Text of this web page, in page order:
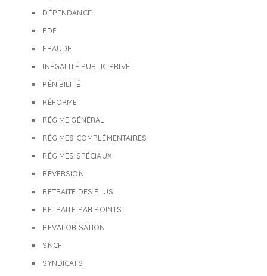
DÉPENDANCE
EDF
FRAUDE
INÉGALITÉ PUBLIC PRIVÉ
PÉNIBILITÉ
RÉFORME
RÉGIME GÉNÉRAL
RÉGIMES COMPLÉMENTAIRES
RÉGIMES SPÉCIAUX
RÉVERSION
RETRAITE DES ÉLUS
RETRAITE PAR POINTS
REVALORISATION
SNCF
SYNDICATS